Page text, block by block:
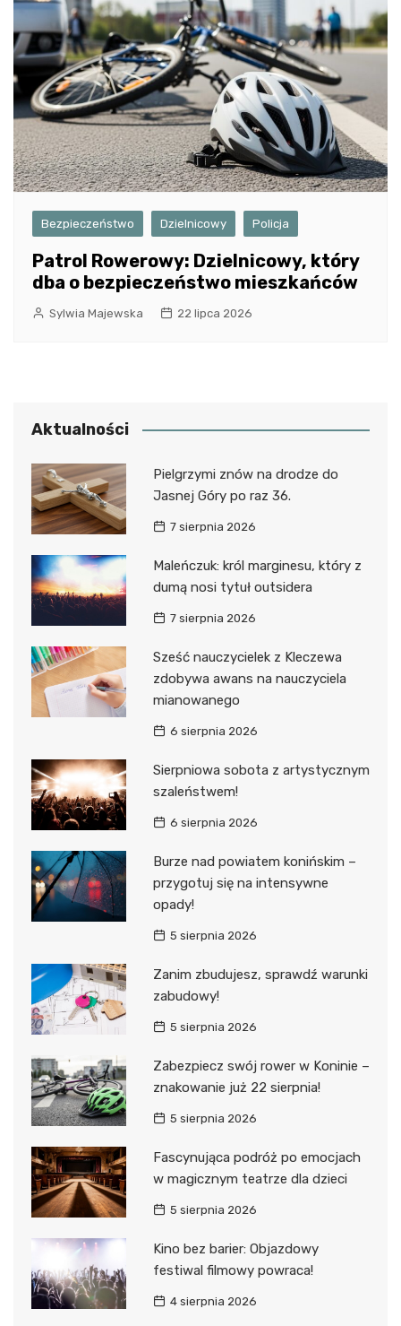
Bezpieczeństwo Dzielnicowy Policja
Patrol Rowerowy: Dzielnicowy, który
dba o bezpieczeństwo mieszkańców
Sylwia Majewska 22 lipca 2026
Aktualności
Pielgrzymi znów na drodze do
Jasnej Góry po raz 36.
7 sierpnia 2026
Maleńczuk: król marginesu, który z
dumą nosi tytuł outsidera
7 sierpnia 2026
Sześć nauczycielek z Kleczewa
zdobywa awans na nauczyciela
mianowanego
6 sierpnia 2026
Sierpniowa sobota z artystycznym
szaleństwem!
6 sierpnia 2026
Burze nad powiatem konińskim –
przygotuj się na intensywne
opady!
5 sierpnia 2026
Zanim zbudujesz, sprawdź warunki
zabudowy!
5 sierpnia 2026
Zabezpiecz swój rower w Koninie –
znakowanie już 22 sierpnia!
5 sierpnia 2026
Fascynująca podróż po emocjach
w magicznym teatrze dla dzieci
5 sierpnia 2026
Kino bez barier: Objazdowy
festiwal filmowy powraca!
4 sierpnia 2026